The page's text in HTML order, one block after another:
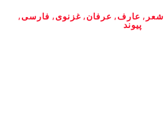
شعر , عارف, عرفان,غزنوی, فارسی,
پيوند